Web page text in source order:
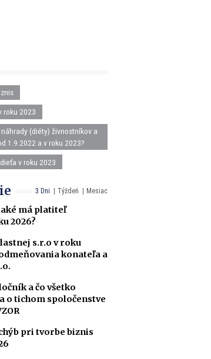
roku 2023
(diéty) živnostníkov a
1.9.2022 a v roku 2023?
v roku 2023
3 Dni Týždeň Mesiac
má platiteľ
2026?
s.r.o v roku
konateľa a
a čo všetko
o tichom spoločenstve
pri tvorbe biznis